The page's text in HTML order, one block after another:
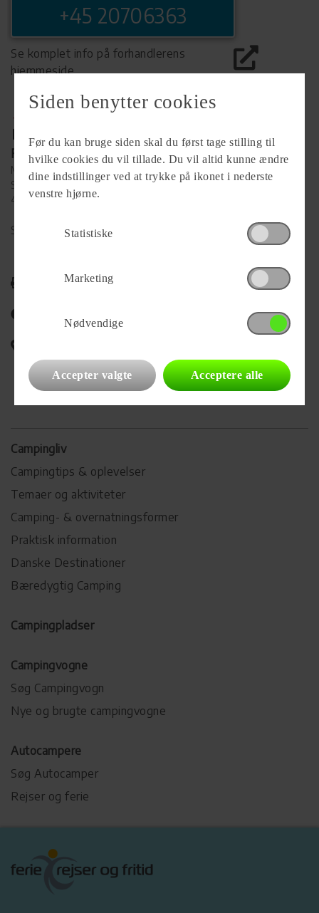
+45 20706363
Se komplet info på forhandlerens
hjemmeside
Forhandler
MC.X ApS
Snedkervænget 7
4700 Næstved
Se alle 181vogne for forhandleren
Udskriv
Campingliv
Campingtips & oplevelser
Temaer og aktiviteter
Camping- & overnatningsformer
Praktisk information
Danske Destinationer
Bæredygtig Camping
Campingpladser
Campingvogne
Søg Campingvogn
Nye og brugte campingvogne
Autocampere
Søg Autocamper
Rejser og ferie
Siden benytter cookies
Før du kan bruge siden skal du først tage stilling til
hvilke cookies du vil tillade. Du vil altid kunne ændre
dine indstillinger ved at trykke på ikonet i nederste
venstre hjørne.
Statistiske
Marketing
Nødvendige
Accepter valgte Acceptere alle